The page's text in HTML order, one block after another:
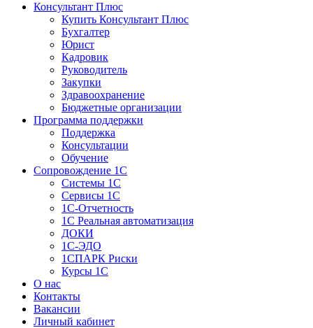
Консультант Плюс
Купить Консультант Плюс
Бухгалтер
Юрист
Кадровик
Руководитель
Закупки
Здравоохранение
Бюджетные организации
Программа поддержки
Поддержка
Консультации
Обучение
Сопровождение 1С
Системы 1С
Сервисы 1С
1C-Отчетность
1С Реальная автоматизация
ДОКИ
1C-ЭДО
1СПАРК Риски
Курсы 1С
О нас
Контакты
Вакансии
Личный кабинет